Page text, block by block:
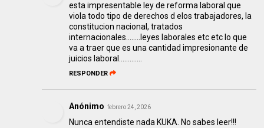
esta impresentable ley de reforma laboral que
viola todo tipo de derechos d elos trabajadores, la
constitucion nacional, tratados
internacionales........leyes laborales etc etc lo que
va a traer que es una cantidad impresionante de
juicios laboral.............
RESPONDER
Anónimo febrero 24, 2026
Nunca entendiste nada KUKA. No sabes leer!!!